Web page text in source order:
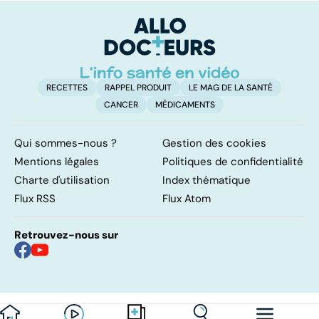
RECETTES RAPPEL PRODUIT
LE MAG DE LA SANTÉ
CANCER
MÉDICAMENTS
Qui sommes-nous ?
Gestion des cookies
Mentions légales
Politiques de confidentialité
Charte d'utilisation
Index thématique
Flux RSS
Flux Atom
Retrouvez-nous sur